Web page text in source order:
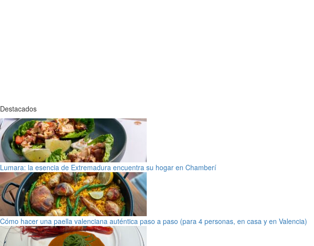
Destacados
Lumara: la esencia de Extremadura encuentra su hogar en Chamberí
Cómo hacer una paella valenciana auténtica paso a paso (para 4 personas, en casa y en Valencia)